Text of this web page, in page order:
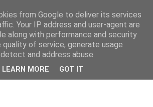
from Google to deliver its services
Your IP address and user-agent are
along with performance and security
of service, generate usage
and address abuse.
LEARN MORE GOT IT